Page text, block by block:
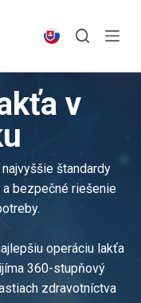
v
štandardy
bezpečné riešenie
operáciu lakťa
360-stupňový
zdravotníctva